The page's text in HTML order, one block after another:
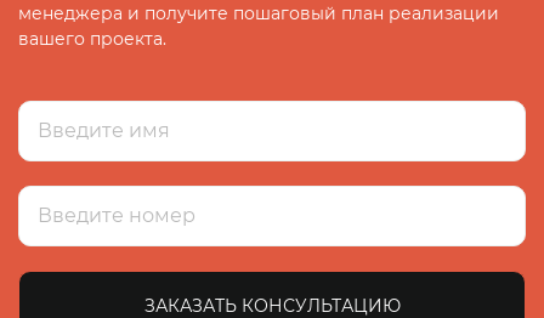
менеджера и получите пошаговый план реализации
вашего проекта.
ЗАКАЗАТЬ КОНСУЛЬТАЦИЮ